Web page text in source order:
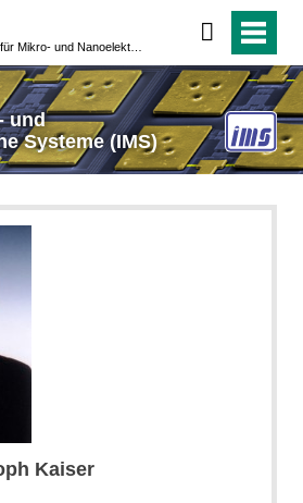
und
Systeme (IMS)
Kaiser